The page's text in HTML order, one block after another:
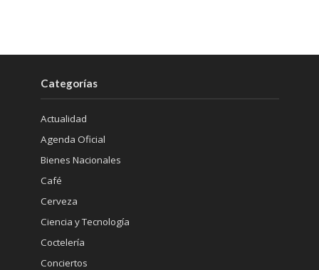
Categorías
Actualidad
Agenda Oficial
Bienes Nacionales
Café
Cerveza
Ciencia y Tecnología
Coctelería
Conciertos